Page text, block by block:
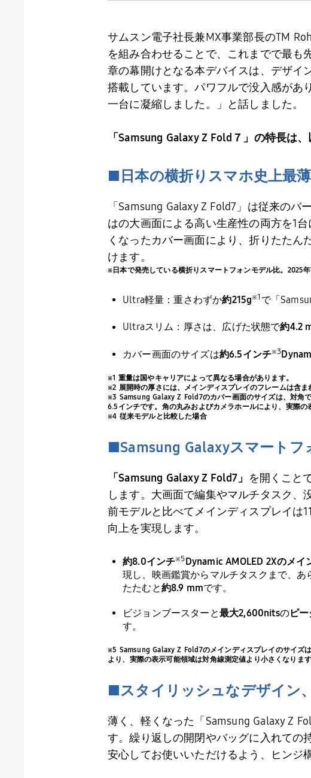
サムスン電子社長兼MX事業部長のTM Roh
を組み合わせることで、これまでで最も
章の幕開けとなる本デバイスは、デザイ
搭載しています。パワフルで没入感があ
一台に凝縮しました。」と話しました。
「Samsung Galaxy Z Fold ７」の特長は、
■日本の横折りスマホ史上最
「 Samsung Galaxy Z Fold7 」は従来のバ
はの大画面による高い生産性の両方を1
くなったカバー画面により、折りたた
けます。
※日本で発売している横折りスマートフォンモデル比。 2025年
Ultra軽量：重さわずか約215g※1 で「
Ultraスリム：厚さは、広げた状態で約4.2
カバー画面のサイズは約6.5インチ※3
※1 重量は国やキャリアによって異なる場合があります。
※2 展開時の厚さには、メインディスプレイのフレームは含ま
※3 Samsung Galaxy Z Fold7のカバー画面のサイズは、対角
6.5インチです。角の丸みおよびカメラホールにより、実際の
※4 従来モデルと比較した場合
■Samsung Galaxyスマートフ
「Samsung Galaxy Z Fold7 」 を開くこと
します。大画面で編集やマルチタスク、
前モデルと比べてメインディスプレイは
向上を実現します。
約8.0インチ※5 Dynamic AMOLED 2Xのメイ
現し、映画鑑賞からマルチタスクまで、
たたむと約8.9 mmです。
ビジョンブースターと最大2,600nitsのピ
す。
※5 Samsung Galaxy Z Fold7のメインディスプレイのサイズ
より、実際の表示可能領域は対角線測定値より小さくなります
■スタイリッシュなデザイン
薄く、軽くなった「 Samsung Galaxy Z
す。繰り返しの開閉やバッグに入れての
安心してお使いいただけるよう、ヒンジ